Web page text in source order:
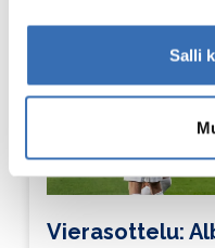
Salli
Vierasottelu: